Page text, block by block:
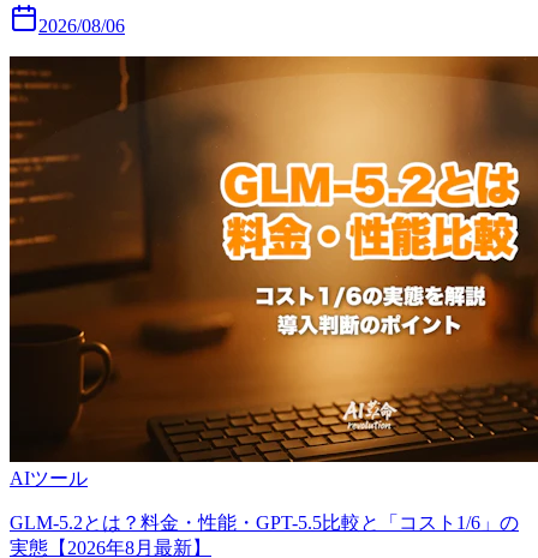
2026/08/06
AIツール
GLM-5.2とは？料金・性能・GPT-5.5比較と「コスト1/6」の
実態【2026年8月最新】